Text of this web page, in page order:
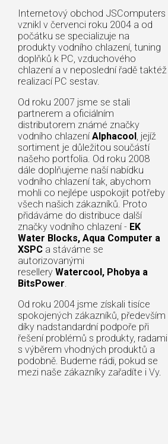
Internetový obchod JSComputers
vznikl v červenci roku 2004 a od
počátku se specializuje na
produkty vodního chlazení, tuning
doplňků k PC, vzduchového
chlazení a v neposlední řadě taktéž
realizací PC sestav.
Od roku 2007 jsme se stali
partnerem a oficiálním
distributorem známé značky
vodního chlazení Alphacool, jejíž
sortiment je důležitou součástí
našeho portfolia. Od roku 2008
dále doplňujeme naší nabídku
vodního chlazení tak, abychom
mohli co nejlépe uspokojit potřeby
všech našich zákazníků. Proto
přidáváme do distribuce další
značky vodního chlazení - EK
Water Blocks, Aqua Computer a
XSPC a stáváme se
autorizovanými
resellery Watercool, Phobya a
BitsPower.
Od roku 2004 jsme získali tisíce
spokojených zákazníků, především
díky nadstandardní podpoře při
řešení problémů s produkty, radami
s výběrem vhodných produktů a
podobně. Budeme rádi, pokud se
mezi naše zákazníky zařadíte i Vy.